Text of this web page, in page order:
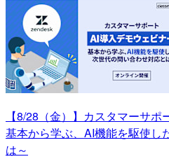
【8/28（金）】カスタマーサ
基本から学ぶ、AI機能を駆使し
は～